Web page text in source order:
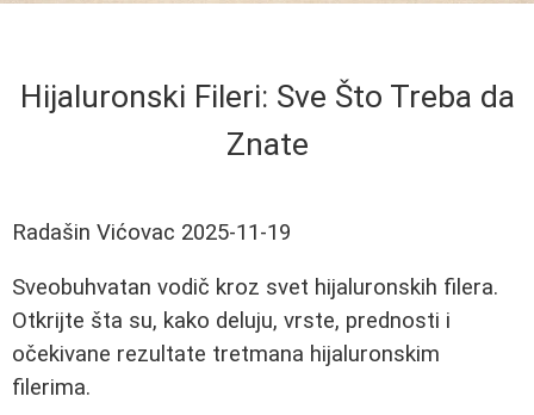
Hijaluronski Fileri: Sve Što Treba da
Znate
Radašin Vićovac 2025-11-19
Sveobuhvatan vodič kroz svet hijaluronskih filera.
Otkrijte šta su, kako deluju, vrste, prednosti i
očekivane rezultate tretmana hijaluronskim
filerima.